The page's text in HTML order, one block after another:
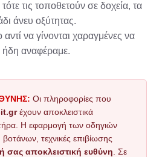
τις τοποθετούν σε δοχεία, τα
άνευ οξύτητας.
να γίνονται χαραγμένες να
ήδη αναφέραμε.
Οι πληροφορίες που
έχουν αποκλειστικά
Η εφαρμογή των οδηγιών
τεχνικές επιβίωσης
σας αποκλειστική ευθύνη . Σε